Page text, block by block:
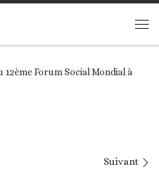
Forum Social Mondial à
Suivant